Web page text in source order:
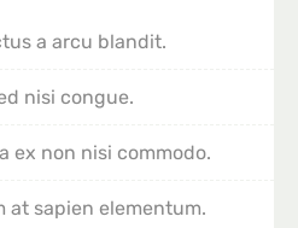
a arcu blandit.
nisi congue.
ex non nisi commodo.
at sapien elementum.